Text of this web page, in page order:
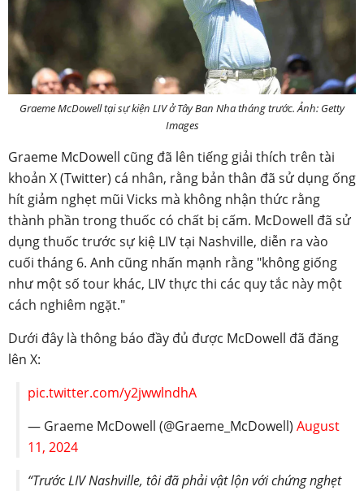
Graeme McDowell tại sự kiện LIV ở Tây Ban Nha tháng trước. Ảnh: Getty
Images
Graeme McDowell cũng đã lên tiếng giải thích trên tài
khoản X (Twitter) cá nhân, rằng bản thân đã sử dụng ống
hít giảm nghẹt mũi Vicks mà không nhận thức rằng
thành phần trong thuốc có chất bị cấm. McDowell đã sử
dụng thuốc trước sự kiệ LIV tại Nashville, diễn ra vào
cuối tháng 6. Anh cũng nhấn mạnh rằng "không giống
như một số tour khác, LIV thực thi các quy tắc này một
cách nghiêm ngặt."
Dưới đây là thông báo đầy đủ được McDowell đã đăng
lên X:
pic.twitter.com/y2jwwlndhA
— Graeme McDowell (@Graeme_McDowell) August
11, 2024
“Trước LIV Nashville, tôi đã phải vật lộn với chứng nghẹt